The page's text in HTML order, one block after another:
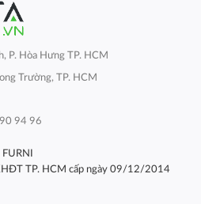
P. Hòa Hưng TP. HCM
Trường, TP. HCM
94 96
TP. HCM cấp ngày 09/12/2014